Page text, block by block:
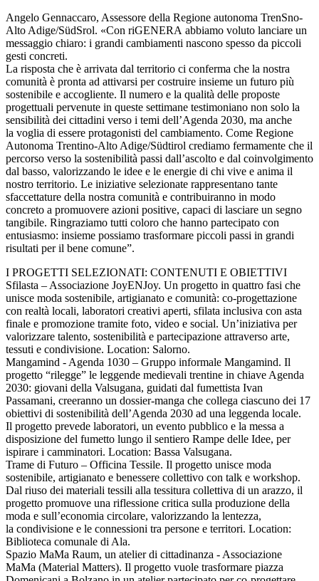
Angelo Gennaccaro, Assessore della Regione autonoma TrenSno-
Alto Adige/SüdSrol. «Con riGENERA abbiamo voluto lanciare un
messaggio chiaro: i grandi cambiamenti nascono spesso da piccoli
gesti concreti.
La risposta che è arrivata dal territorio ci conferma che la nostra
comunità è pronta ad attivarsi per costruire insieme un futuro più
sostenibile e accogliente. Il numero e la qualità delle proposte
progettuali pervenute in queste settimane testimoniano non solo la
sensibilità dei cittadini verso i temi dell’Agenda 2030, ma anche
la voglia di essere protagonisti del cambiamento. Come Regione
Autonoma Trentino-Alto Adige/Südtirol crediamo fermamente che il
percorso verso la sostenibilità passi dall’ascolto e dal coinvolgimento
dal basso, valorizzando le idee e le energie di chi vive e anima il
nostro territorio. Le iniziative selezionate rappresentano tante
sfaccettature della nostra comunità e contribuiranno in modo
concreto a promuovere azioni positive, capaci di lasciare un segno
tangibile. Ringraziamo tutti coloro che hanno partecipato con
entusiasmo: insieme possiamo trasformare piccoli passi in grandi
risultati per il bene comune”.
I PROGETTI SELEZIONATI: CONTENUTI E OBIETTIVI
Sfilasta – Associazione JoyENJoy. Un progetto in quattro fasi che
unisce moda sostenibile, artigianato e comunità: co-progettazione
con realtà locali, laboratori creativi aperti, sfilata inclusiva con asta
finale e promozione tramite foto, video e social. Un’iniziativa per
valorizzare talento, sostenibilità e partecipazione attraverso arte,
tessuti e condivisione. Location: Salorno.
Mangamind - Agenda 1030 – Gruppo informale Mangamind. Il
progetto “rilegge” le leggende medievali trentine in chiave Agenda
2030: giovani della Valsugana, guidati dal fumettista Ivan
Passamani, creeranno un dossier-manga che collega ciascuno dei 17
obiettivi di sostenibilità dell’Agenda 2030 ad una leggenda locale.
Il progetto prevede laboratori, un evento pubblico e la messa a
disposizione del fumetto lungo il sentiero Rampe delle Idee, per
ispirare i camminatori. Location: Bassa Valsugana.
Trame di Futuro – Officina Tessile. Il progetto unisce moda
sostenibile, artigianato e benessere collettivo con talk e workshop.
Dal riuso dei materiali tessili alla tessitura collettiva di un arazzo, il
progetto promuove una riflessione critica sulla produzione della
moda e sull’economia circolare, valorizzando la lentezza,
la condivisione e le connessioni tra persone e territori. Location:
Biblioteca comunale di Ala.
Spazio MaMa Raum, un atelier di cittadinanza - Associazione
MaMa (Material Matters). Il progetto vuole trasformare piazza